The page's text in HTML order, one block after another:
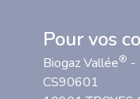
Pour vos
Biogaz Vallée® -
CS90601